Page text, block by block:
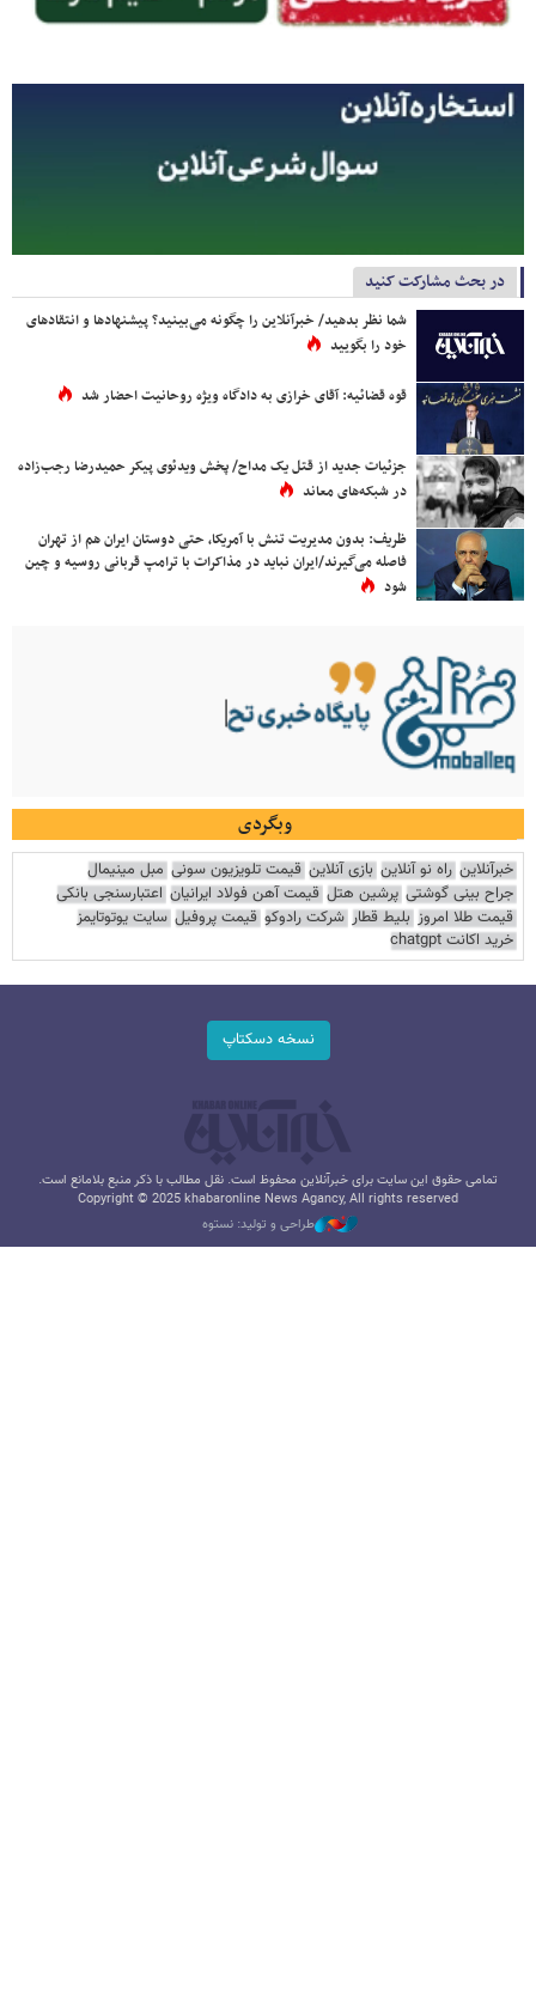
در بحث مشارکت کنید
شما نظر بدهید/ خبرآنلاین را چگونه می‌بینید؟ پیشنهادها و انتقادهای
خود را بگویید
قوه قضائیه: آقای خرازی به دادگاه ویژه روحانیت احضار شد
جزئیات جدید از قتل یک مداح/ پخش ویدئوی پیکر حمیدرضا رجب‌زاده
در شبکه‌های معاند
ظریف: بدون مدیریت تنش با آمریکا، حتی دوستان ایران هم از تهران
فاصله می‌گیرند/ایران نباید در مذاکرات با ترامپ قربانی روسیه و چین
شود
وبگردی
خبرآنلاین راه نو آنلاین بازی آنلاین قیمت تلویزیون سونی مبل مینیمال
جراح بینی گوشتی پرشین هتل قیمت آهن فولاد ایرانیان اعتبارسنجی بانکی
قیمت طلا امروز بلیط قطار شرکت رادوکو قیمت پروفیل سایت یوتوتایمز
خرید اکانت chatgpt
نسخه دسکتاپ
تمامی حقوق این سایت برای خبرآنلاین محفوظ است. نقل مطالب با ذکر منبع بلامانع است.
Copyright © 2025 khabaronline News Agancy, All rights reserved
طراحی و تولید: نستوه